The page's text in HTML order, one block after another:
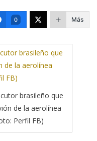
0 Más
brasileño que
de la aerolínea
Perfil FB)